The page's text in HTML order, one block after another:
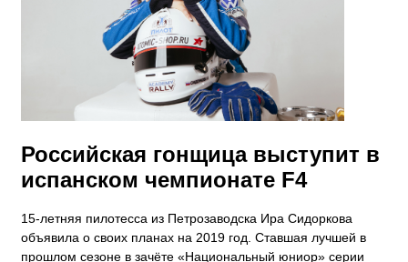
Российская гонщица выступит в
испанском чемпионате F4
15-летняя пилотесса из Петрозаводска Ира Сидоркова
объявила о своих планах на 2019 год. Ставшая лучшей в
прошлом сезоне в зачёте «Национальный юниор» серии